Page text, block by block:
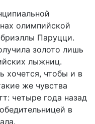
олимпийской
Паруцци.
золото лишь
лыжниц.
хочется, чтобы и в
же чувства
четыре года назад
в